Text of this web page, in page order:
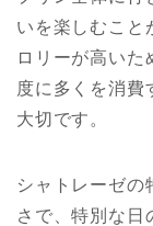
いを楽しむこと
ロリーが高いた
度に多くを消費
大切です。
シャトレーゼの
さで、特別な日